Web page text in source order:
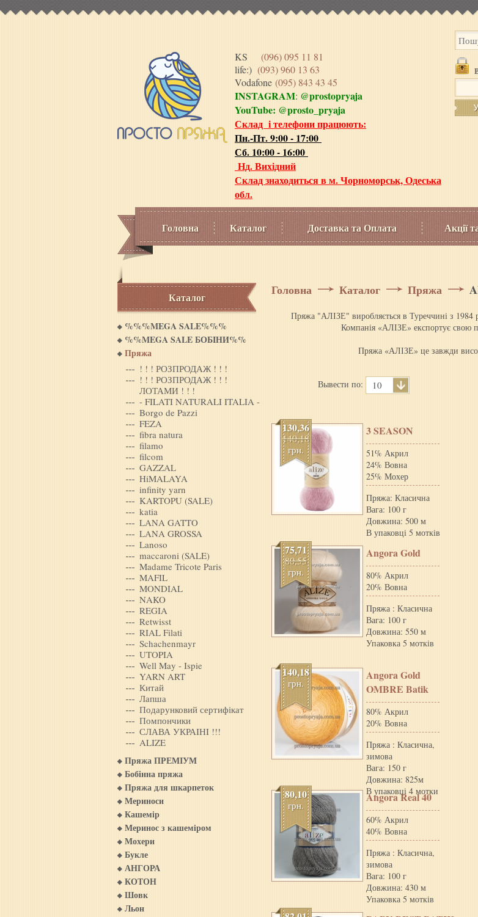
KS (096) 095 11 81
life:) (093) 960 13 63
Vodafone (095) 843 43 45
INSTAGRAM: @prostopryaja
YouTube: @prosto_pryaja
Склад і телефони працюють:
Пн.-Пт. 9:00 - 17:00
Сб. 10:00 - 16:00
Нд. Вихідний
Склад знаходиться в м. Чорноморськ, Одеська
обл.
Головна Каталог Доставка та Оплата Акції
Каталог
%%%MEGA SALE%%%
%%MEGA SALE БОБIНИ%%
Пряжа
! ! ! РОЗПРОДАЖ ! ! !
! ! ! РОЗПРОДАЖ ! ! !
ЛОТАМИ ! ! !
- FILATI NATURALI ITALIA -
Borgo de Pazzi
FEZA
fibra natura
filamo
filcom
GAZZAL
HiMALAYA
infinity yarn
KARTOPU (SALE)
katia
LANA GATTO
LANA GROSSA
Lanoso
maccaroni (SALE)
Madame Tricote Paris
MAFIL
MONDIAL
NAKO
REGIA
Retwisst
RIAL Filati
Schachenmayr
UTOPIA
Well May - Ispie
YARN ART
Китай
Лапша
Подарунковий сертифікат
Помпончики
СЛАВА УКРАIНI !!!
ALIZE
Пряжа ПРЕМІУМ
Бобінна пряжа
Пряжа для шкарпеток
Мериноси
Кашемiр
Меринос з кашемiром
Мохери
Букле
АНГОРА
КОТОН
Шовк
Льон
Головна Каталог Пряжа
Пряжа "АЛІЗЕ" виробляється в Туреччині з 1984
Компанія «АЛІЗЕ» експортує свою
Пряжа «АЛІЗЕ» це завжди
Вывести по: 10
130,36
140,18
грн.
3 SEASON
51% Акрил
24% Вовна
25% Мохер
Пряжа: Класична
Вага: 100 г
Довжина: 500 м
В упаковці 5 мотків
75,71
80,55
грн.
Angora Gold
80% Акрил
20% Вовна
Пряжа : Класична
Вага: 100 г
Довжина: 550 м
Упаковка 5 мотків
140,18
грн.
Angora Gold
OMBRE Batik
80% Акрил
20% Вовна
Пряжа : Класична,
зимова
Вага: 150 г
Довжина: 825м
В упаковці 4 мотки
80,10
грн.
Angora Real 40
60% Акрил
40% Вовна
Пряжа : Класична,
зимова
Вага: 100 г
Довжина: 430 м
Упаковка 5 мотків